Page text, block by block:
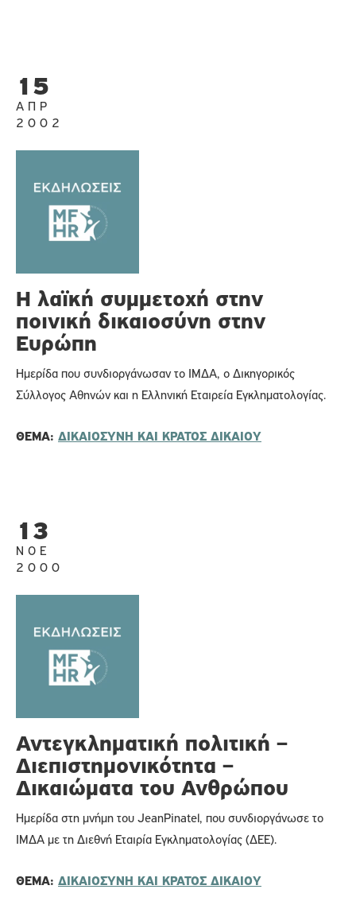
15
ΑΠΡ
2002
Η λαϊκή συμμετοχή στην
ποινική δικαιοσύνη στην
Ευρώπη
Ημερίδα που συνδιοργάνωσαν το ΙΜΔΑ, ο Δικηγορικός
Σύλλογος Αθηνών και η Ελληνική Εταιρεία Εγκληματολογίας.
ΘΈΜΑ: ΔΙΚΑΙΟΣΥΝΗ ΚΑΙ ΚΡΑΤΟΣ ΔΙΚΑΙΟΥ
13
ΝΟΈ
2000
Αντεγκληματική πολιτική –
Διεπιστημονικότητα –
Δικαιώματα του Ανθρώπου
Ημερίδα στη μνήμη του JeanPinatel, που συνδιοργάνωσε το
ΙΜΔΑ με τη Διεθνή Εταιρία Εγκληματολογίας (ΔΕΕ).
ΘΈΜΑ: ΔΙΚΑΙΟΣΥΝΗ ΚΑΙ ΚΡΑΤΟΣ ΔΙΚΑΙΟΥ